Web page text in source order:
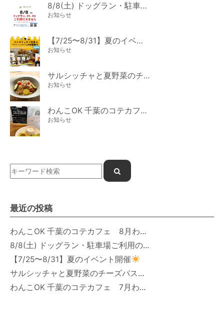
8/8(土) ドッグラン・駐車場ご利用のお知らせ
お知らせ
【7/25〜8/31】夏のイベント開催
お知らせ
サルシッチャと夏野菜のチーズパスタ期間限定新メニュー登場！
お知らせ
わんこOK 千葉のコテカフェ 7月わんこの日 白身魚とカラフルやさいのオムレツ
お知らせ
最近の投稿
わんこOK 千葉のコテカフェ 8月わんこの日 オートミールdeローストビーフライス
8/8(土) ドッグラン・駐車場ご利用のお知らせ
【7/25〜8/31】夏のイベント開催
サルシッチャと夏野菜のチーズパスタ期間限定新メニュー登場！
わんこOK 千葉のコテカフェ 7月わんこの日 白身魚とカラフルやさいのオムレツ